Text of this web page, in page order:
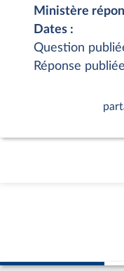
Ministère
Dates :
Question
Réponse